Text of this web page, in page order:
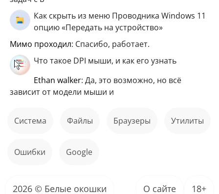
Как скрыть из меню Проводника Windows 11
опцию «Передать на устройство»
мимо проходил: Спасибо, работает.
Что такое DPI мыши, и как его узнать
ethan walker: Да, это возможно, но всё
зависит от модели мыши и
Система файлы Браузеры Утилиты
ошибки Google
2026 © Белые окошки О сайте 18+